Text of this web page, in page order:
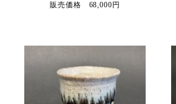
販売価格 68,000円